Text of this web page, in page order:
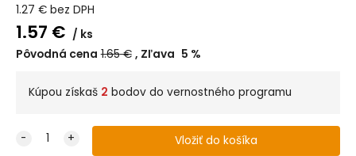
1.27 € bez DPH
1.57 €
ks
Pôvodná cena 1.65€ Zľava 5 %
Kúpou získaš 2 bodov do vernostného programu